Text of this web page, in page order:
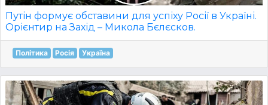
Путін формує обставини для успіху Росії в Україні.
Орієнтир на Захід – Микола Бєлєсков.
Політика Росія Україна